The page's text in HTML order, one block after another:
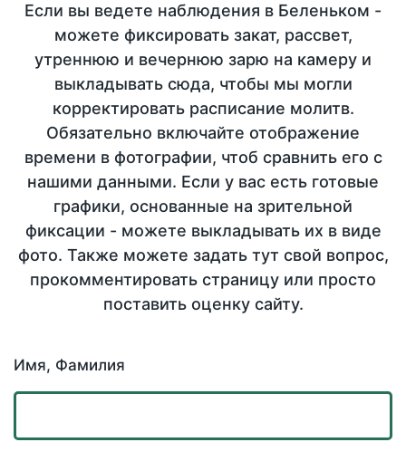
Если вы ведете наблюдения в Беленьком -
можете фиксировать закат, рассвет,
утреннюю и вечернюю зарю на камеру и
выкладывать сюда, чтобы мы могли
корректировать расписание молитв.
Обязательно включайте отображение
времени в фотографии, чтоб сравнить его с
нашими данными. Если у вас есть готовые
графики, основанные на зрительной
фиксации - можете выкладывать их в виде
фото. Также можете задать тут свой вопрос,
прокомментировать страницу или просто
поставить оценку сайту.
Имя, Фамилия